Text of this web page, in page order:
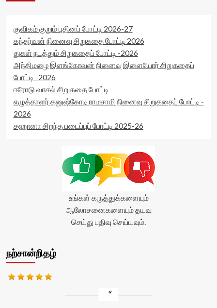
குவிகம் குறும் புதினப் போட்டி 2026-27
கந்தர்வன் நினைவு சிறுகதை போட்டி 2026
துகள் நடத்தும் சிறுகதைப் போட்டி -2026
அந்திமழை இளங்கோவன் நினைவு இளையோர் சிறுகதைப்
போட்டி -2026
ஈரோடு வாசல் சிறுகதை போட்டி
எழுத்தாளர் தனுஷ்கோடி ராமசாமி நினைவு சிறுகதைப் போட்டி -
2026
சஹானா சிறந்த படைப்புப் போட்டி 2025-26
உங்கள் கருத்துக்களையும்
ஆலோசனைகளையும் தயவு
செய்து பதிவு செய்யவும்.
நற்சான்றிதழ்